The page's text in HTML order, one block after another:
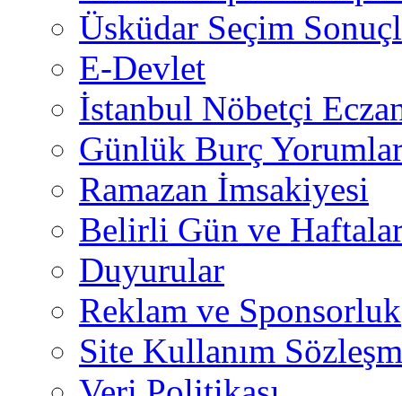
Üsküdar Seçim
E-Devlet
İstanbul Nöbetçi
Günlük Burç
Ramazan İmsakiyesi
Belirli Gün ve
Duyurular
Reklam ve Sponsorluk
Site Kullanım